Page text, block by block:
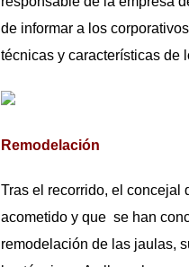
de informar a los
técnicas y características de
Remodelación
Tras el recorrido, el concejal
acometido y que se han
remodelación de las jaulas,